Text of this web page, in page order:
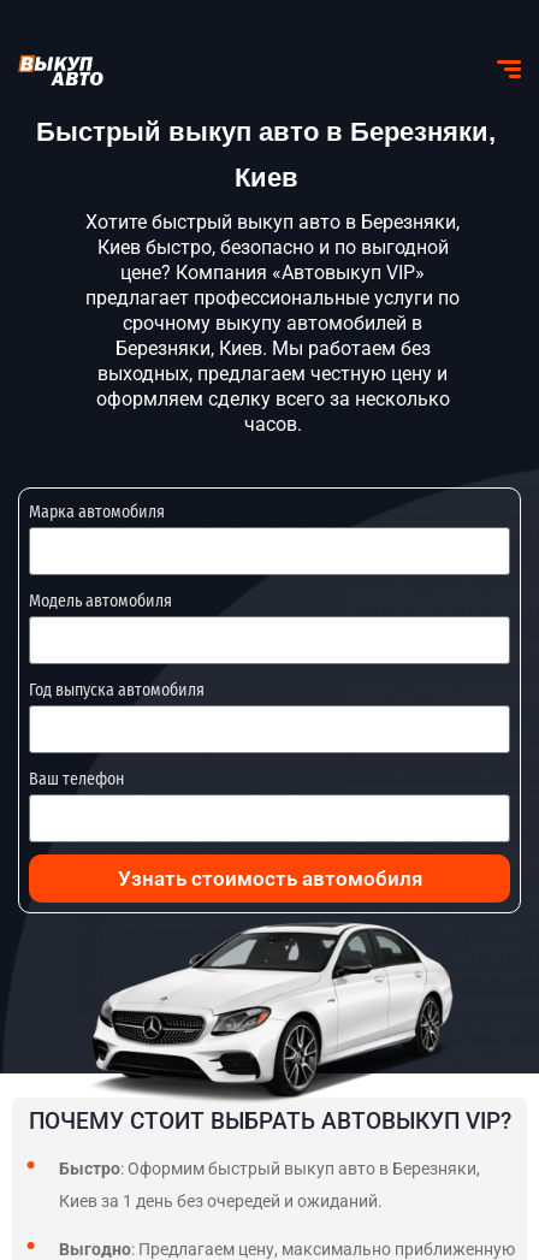
Быстрый выкуп авто в Березняки,
Киев
Хотите быстрый выкуп авто в Березняки,
Киев быстро, безопасно и по выгодной
цене? Компания «Автовыкуп VIP»
предлагает профессиональные услуги по
срочному выкупу автомобилей в
Березняки, Киев. Мы работаем без
выходных, предлагаем честную цену и
оформляем сделку всего за несколько
часов.
Марка автомобиля
Модель автомобиля
Год выпуска автомобиля
Ваш телефон
Узнать стоимость автомобиля
ПОЧЕМУ СТОИТ ВЫБРАТЬ АВТОВЫКУП VIP?
Быстро: Оформим быстрый выкуп авто в Березняки,
Киев за 1 день без очередей и ожиданий.
Выгодно: Предлагаем цену, максимально приближенную